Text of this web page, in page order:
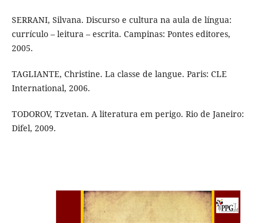
SERRANI, Silvana. Discurso e cultura na aula de língua:
currículo – leitura – escrita. Campinas: Pontes editores,
2005.
TAGLIANTE, Christine. La classe de langue. Paris: CLE
International, 2006.
TODOROV, Tzvetan. A literatura em perigo. Rio de Janeiro:
Difel, 2009.